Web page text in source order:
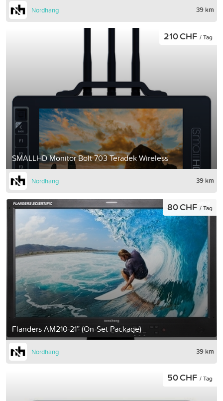
Nordhang 39 km
SMALLHD Monitor Bolt 703 Teradek Wireless
210 CHF / Tag
Nordhang 39 km
Flanders AM210 21” (On-Set Package)
80 CHF / Tag
Nordhang 39 km
50 CHF / Tag